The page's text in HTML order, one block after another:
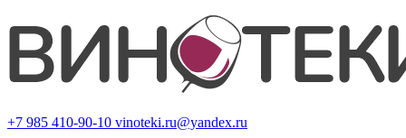
+7 985 410-90-10 vinoteki.ru@yandex.ru